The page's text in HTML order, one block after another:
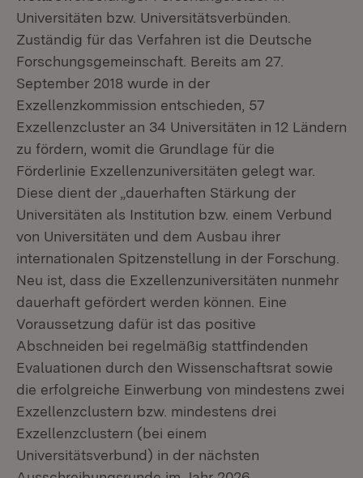
Universitäten bzw. Universitätsverbünden.
Zuständig für das Verfahren ist die Deutsche
Forschungsgemeinschaft. Bereits am 27.
September 2018 wurde in der
Exzellenzkommission entschieden, 57
Exzellenzcluster an 34 Universitäten in 12 Ländern
zu fördern, womit die Grundlage für die
Förderlinie Exzellenzuniversitäten gelegt war.
Diese dient der „dauerhaften Stärkung der
Universitäten als Institution bzw. einem Verbund
von Universitäten und dem Ausbau ihrer
internationalen Spitzenstellung in der Forschung.
Neu ist, dass die Exzellenzuniversitäten nunmehr
dauerhaft gefördert werden können. Eine
Voraussetzung dafür ist das positive
Abschneiden bei regelmäßig stattfindenden
Evaluationen durch den Wissenschaftsrat sowie
die erfolgreiche Einwerbung von mindestens zwei
Exzellenzclustern bzw. mindestens drei
Exzellenzclustern (bei einem
Universitätsverbund) in der nächsten